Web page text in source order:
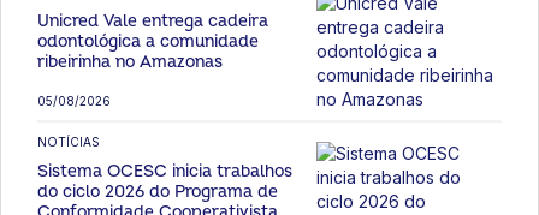
05/08/2026
Unicred Vale entrega cadeira
odontológica a comunidade
ribeirinha no Amazonas
NOTÍCIAS
Sistema OCESC inicia trabalhos
do ciclo 2026 do Programa de